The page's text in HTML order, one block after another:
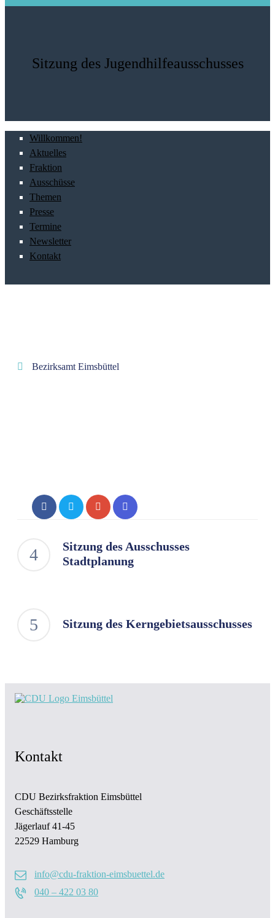
Sitzung des Jugendhilfeausschusses
Willkommen!
Aktuelles
Fraktion
Ausschüsse
Themen
Presse
Termine
Newsletter
Kontakt
Bezirksamt Eimsbüttel
Sitzung des Ausschusses
Stadtplanung
Sitzung des Kerngebietsausschusses
Kontakt
CDU Bezirksfraktion Eimsbüttel
Geschäftsstelle
Jägerlauf 41-45
22529 Hamburg
info@cdu-fraktion-eimsbuettel.de
040 – 422 03 80